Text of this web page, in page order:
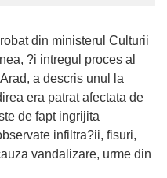
din ministerul Culturii
?i intregul proces al
a descris unul la
era patrat afectata de
de fapt ingrijita
infiltra?ii, fisuri,
vandalizare, urme din